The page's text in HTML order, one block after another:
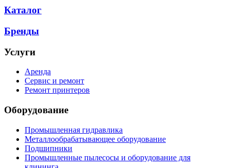
Каталог
Бренды
Услуги
Аренда
Сервис и ремонт
Ремонт принтеров
Оборудование
Промышленная гидравлика
Металлообрабатывающее оборудование
Подшипники
Промышленные пылесосы и оборудование для